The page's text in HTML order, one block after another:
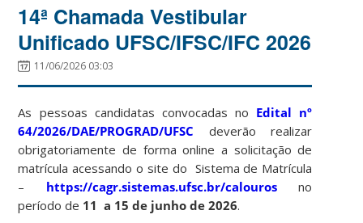
14ª Chamada Vestibular
Unificado UFSC/IFSC/IFC 2026
11/06/2026 03:03
As pessoas candidatas convocadas no Edital nº
64/2026/DAE/PROGRAD/UFSC deverão realizar
obrigatoriamente de forma online a solicitação de
matrícula acessando o site do Sistema de Matrícula
– https://cagr.sistemas.ufsc.br/calourosno
período de 11 a 15 de junho de 2026.